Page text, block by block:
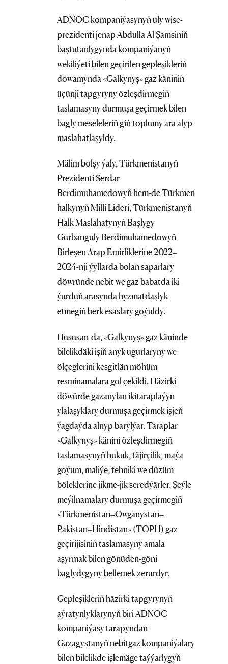
ADNOC kompaniýasynyň uly wise-
prezidenti jenap Abdulla Al Şamsiniň
baştutanlygynda kompaniýanyň
wekiliýeti bilen geçirilen gepleşikleriň
dowamynda «Galkynyş» gaz käniniň
üçünji tapgyryny özleşdirmegiň
taslamasyny durmuşa geçirmek bilen
bagly meseleleriň giň toplumy ara alyp
maslahatlaşyldy.
Mälim bolşy ýaly, Türkmenistanyň
Prezidenti Serdar
Berdimuhamedowyň hem-de Türkmen
halkynyň Milli Lideri, Türkmenistanyň
Halk Maslahatynyň Başlygy
Gurbanguly Berdimuhamedowyň
Birleşen Arap Emirliklerine 2022–
2024-nji ýyllarda bolan saparlary
döwründe nebit we gaz babatda iki
ýurduň arasynda hyzmatdaşlyk
etmegiň berk esaslary goýuldy.
Hususan-da, «Galkynyş» gaz käninde
bilelikdäki işiň anyk ugurlaryny we
ölçeglerini kesgitlän möhüm
resminamalara gol çekildi. Häzirki
döwürde gazanylan ikitaraplaýyn
ylalaşyklary durmuşa geçirmek işjeň
ýagdaýda alnyp barylýar. Taraplar
«Galkynyş» känini özleşdirmegiň
taslamasynyň hukuk, täjirçilik, maýa
goýum, maliýe, tehniki we düzüm
böleklerine jikme-jik seredýärler. Şeýle
meýilnamalary durmuşa geçirmegiň
«Türkmenistan–Owganystan–
Pakistan–Hindistan» (TOPH) gaz
geçirijisiniň taslamasyny amala
aşyrmak bilen gönüden-göni
baglydygyny bellemek zerurdyr.
Gepleşikleriň häzirki tapgyrynyň
aýratynlyklarynyň biri ADNOC
kompaniýasy tarapyndan
Gazagystanyň nebitgaz kompaniýalary
bilen bilelikde işlemäge taýýarlygyň